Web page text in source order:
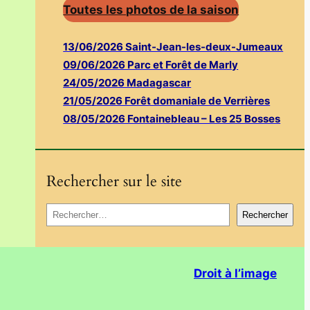
Toutes les photos de la saison
13/06/2026 Saint-Jean-les-deux-Jumeaux
09/06/2026 Parc et Forêt de Marly
24/05/2026 Madagascar
21/05/2026 Forêt domaniale de Verrières
08/05/2026 Fontainebleau – Les 25 Bosses
Rechercher sur le site
R
e
c
Rechercher
Droit à l’image